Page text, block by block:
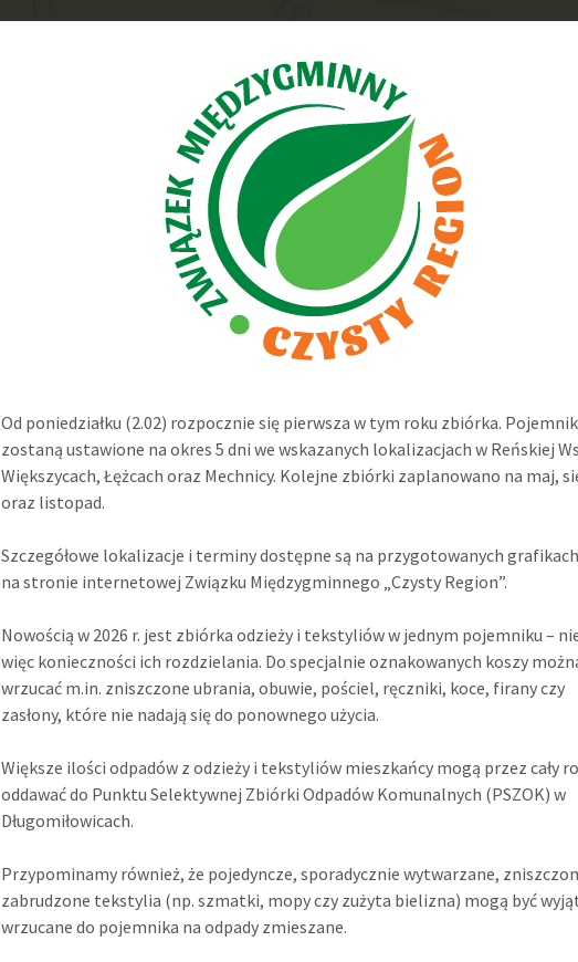
Od poniedziałku (2.02) rozpocznie się pierwsza w tym roku zbiórka.
zostaną ustawione na okres 5 dni we wskazanych lokalizacjach w Reńskiej
Większycach, Łężcach oraz Mechnicy. Kolejne zbiórki zaplanowano na maj,
oraz listopad.
Szczegółowe lokalizacje i terminy dostępne są na przygotowanych
na stronie internetowej Związku Międzygminnego „Czysty Region”.
Nowością w 2026 r. jest zbiórka odzieży i tekstyliów w jednym pojemniku –
więc konieczności ich rozdzielania. Do specjalnie oznakowanych koszy
wrzucać m.in. zniszczone ubrania, obuwie, pościel, ręczniki, koce, firany czy
zasłony, które nie nadają się do ponownego użycia.
Większe ilości odpadów z odzieży i tekstyliów mieszkańcy mogą przez cały
oddawać do Punktu Selektywnej Zbiórki Odpadów Komunalnych (PSZOK) w
Długomiłowicach.
Przypominamy również, że pojedyncze, sporadycznie wytwarzane,
zabrudzone tekstylia (np. szmatki, mopy czy zużyta bielizna) mogą być
wrzucane do pojemnika na odpady zmieszane.